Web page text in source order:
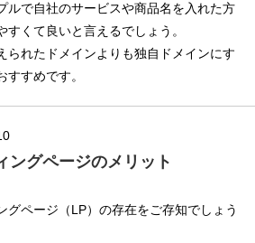
ルで自社のサービスや商品名を入れた方
すくて良いと言えるでしょう。
られたドメインよりも独自ドメインにす
すすめです。
ングページのメリット
グページ（LP）の存在をご存知でしょう